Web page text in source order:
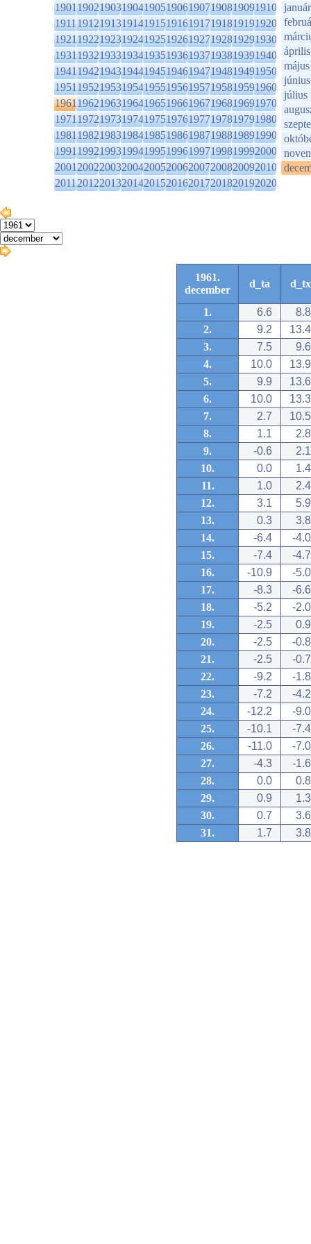
1901190219031904190519061907190819091910
1911191219131914191519161917191819191920
1921192219231924192519261927192819291930
1931193219331934193519361937193819391940
1941194219431944194519461947194819491950
1951195219531954195519561957195819591960
1961196219631964196519661967196819691970
1971197219731974197519761977197819791980
1981198219831984198519861987198819891990
1991199219931994199519961997199819992000
2001200220032004200520062007200820092010
2011201220132014201520162017201820192020
január
április
május
június
július
1961.
december
d_ta d_tx
1. 6.6
8.8
2.
9.2
13.4
3.
7.5
9.6
4.
10.0
13.9
5.
9.9
13.6
6.
10.0
13.3
7.
2.7
10.5
8.
1.1
2.8
9.
-0.6
2.1
10.
0.0
1.4
11.
1.0
2.4
12.
3.1
5.9
13.
0.3
3.8
14.
-6.4
-4.0
15.
-7.4
-4.7
16.
-10.9
-5.0
17.
-8.3
-6.6
18.
-5.2
-2.0
19.
-2.5
0.9
20.
-2.5
-0.8
21.
-2.5
-0.7
22.
-9.2
-1.8
23.
-7.2
-4.2
24.
-12.2
-9.0
25.
-10.1
-7.4
26.
-11.0
-7.0
27.
-4.3
-1.6
28.
0.0
0.8
29.
0.9
1.3
30.
0.7
3.6
31.
1.7 3.8